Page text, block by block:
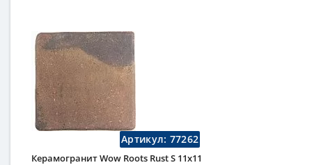
напольная плитка, универсальная
плитка, плитка для фасада
Длина
11 см
Высота
11 см
Рисунок
моноколор
Цвет
однотонный
Страна
Испания
Поверхность
глянцевая
Roots
Артикул: 77262
Керамогранит Wow Roots Rust S 11x11